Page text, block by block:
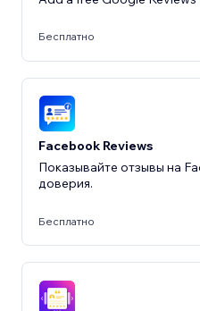
Бесплатно
Facebook Reviews
Показывайте отзывы на
доверия.
Бесплатно